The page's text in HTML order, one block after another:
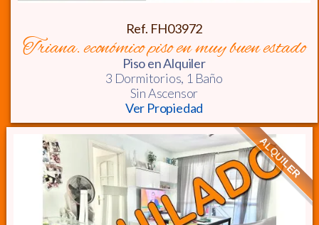
Ref. FH03972
triana. económico piso en muy buen estado
Pisoen Alquiler
3 Dormitorios, 1 Baño
Sin Ascensor
Ver Propiedad
ALQUILER